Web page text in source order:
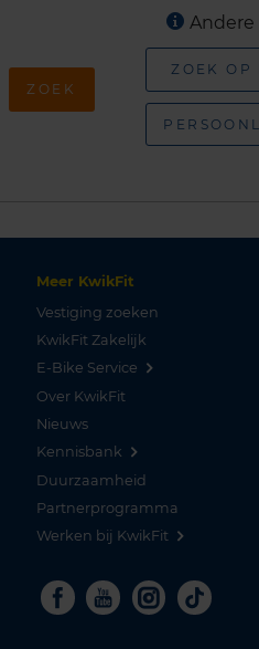
ZOEK
Andere
ZOEK OP
Meer KwikFit
Vestiging zoeken
KwikFit Zakelijk
E-Bike Service
Over KwikFit
Nieuws
Kennisbank
Duurzaamheid
Partnerprogramma
Werken bij KwikFit
Facebook
YoutubeInstagram
Tiktok